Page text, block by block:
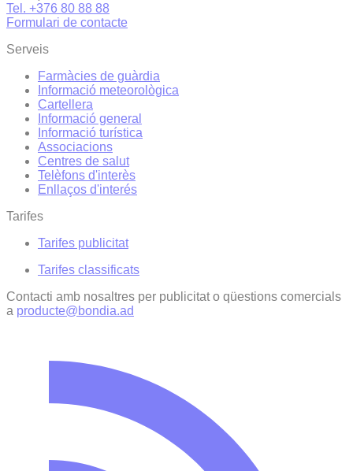
Tel. +376 80 88 88
Formulari de contacte
Serveis
Farmàcies de guàrdia
Informació meteorològica
Cartellera
Informació general
Informació turística
Associacions
Centres de salut
Telèfons d'interès
Enllaços d'interés
Tarifes
Tarifes publicitat
Tarifes classificats
Contacti amb nosaltres per publicitat o qüestions comercials
a producte@bondia.ad